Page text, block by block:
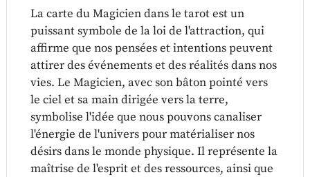
La carte du Magicien dans le tarot est un
puissant symbole de la loi de l'attraction, qui
affirme que nos pensées et intentions peuvent
attirer des événements et des réalités dans nos
vies. Le Magicien, avec son bâton pointé vers
le ciel et sa main dirigée vers la terre,
symbolise l'idée que nous pouvons canaliser
l'énergie de l'univers pour matérialiser nos
désirs dans le monde physique. Il représente la
maîtrise de l'esprit et des ressources, ainsi que